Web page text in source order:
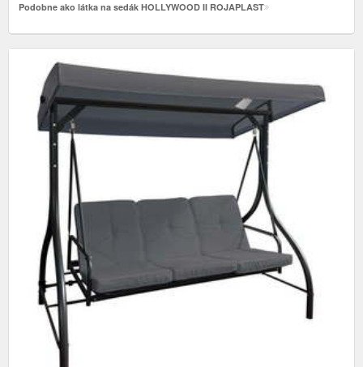
Podobne ako látka na sedák HOLLYWOOD II ROJAPLAST